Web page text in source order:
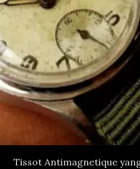
Tissot Antimagnetique